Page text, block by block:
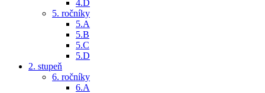
4.D
5. ročníky
5.A
5.B
5.C
5.D
2. stupeň
6. ročníky
6.A